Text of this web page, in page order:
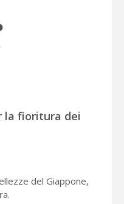
la fioritura dei
del Giappone,